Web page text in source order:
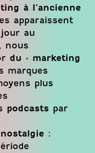
à l’ancienne
apparaissent
au
nous
du « marketing
marques
plus
podcasts par
: